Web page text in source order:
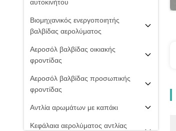
αυτοκινήτου
Βιομηχανικός ενεργοποιητής
βαλβίδας αερολύματος
Αεροσόλ βαλβίδας οικιακής
φροντίδας
Αεροσόλ βαλβίδας προσωπικής
φροντίδας
Αντλία αρωμάτων με καπάκι
Κεφάλαια αερολύματος αντλίας